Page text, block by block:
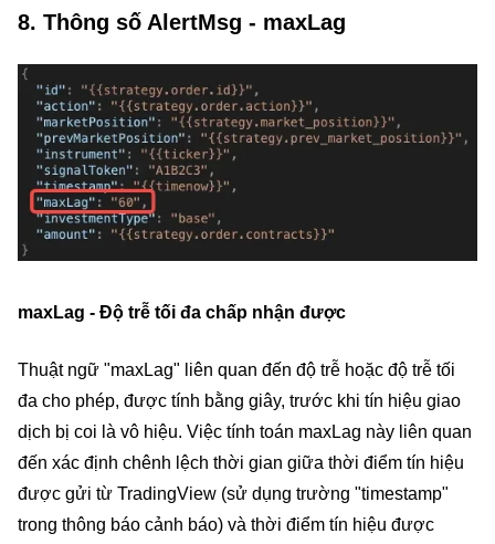
8. Thông số AlertMsg - maxLag
maxLag - Độ trễ tối đa chấp nhận được
Thuật ngữ "maxLag" liên quan đến độ trễ hoặc độ trễ tối
đa cho phép, được tính bằng giây, trước khi tín hiệu giao
dịch bị coi là vô hiệu. Việc tính toán maxLag này liên quan
đến xác định chênh lệch thời gian giữa thời điểm tín hiệu
được gửi từ TradingView (sử dụng trường "timestamp"
trong thông báo cảnh báo) và thời điểm tín hiệu được